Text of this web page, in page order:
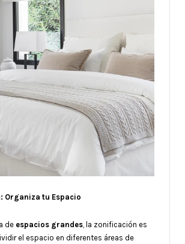
Organiza tu Espacio
de espacios grandes , la zonificación es
el espacio en diferentes áreas de